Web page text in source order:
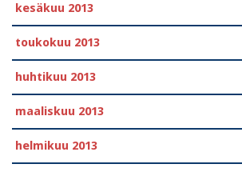
kesäkuu 2013
toukokuu 2013
huhtikuu 2013
maaliskuu 2013
helmikuu 2013